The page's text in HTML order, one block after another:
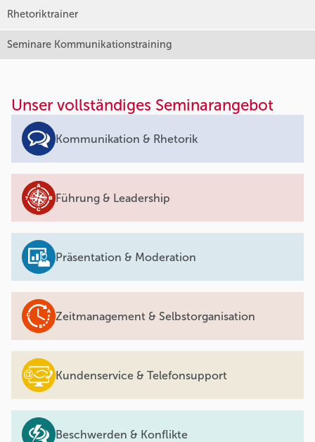
Rhetoriktrainer
Seminare Kommunikationstraining
Unser vollständiges Seminarangebot
Kommunikation & Rhetorik
Führung & Leadership
Präsentation & Moderation
Zeitmanagement & Selbstorganisation
Kundenservice & Telefonsupport
Beschwerden & Konflikte